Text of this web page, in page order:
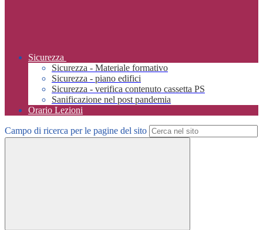
Sicurezza
Sicurezza - Materiale formativo
Sicurezza - piano edifici
Sicurezza - verifica contenuto cassetta PS
Sanificazione nel post pandemia
Orario Lezioni
Campo di ricerca per le pagine del sito